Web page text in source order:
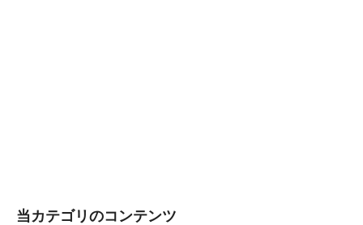
当カテゴリのコンテンツ